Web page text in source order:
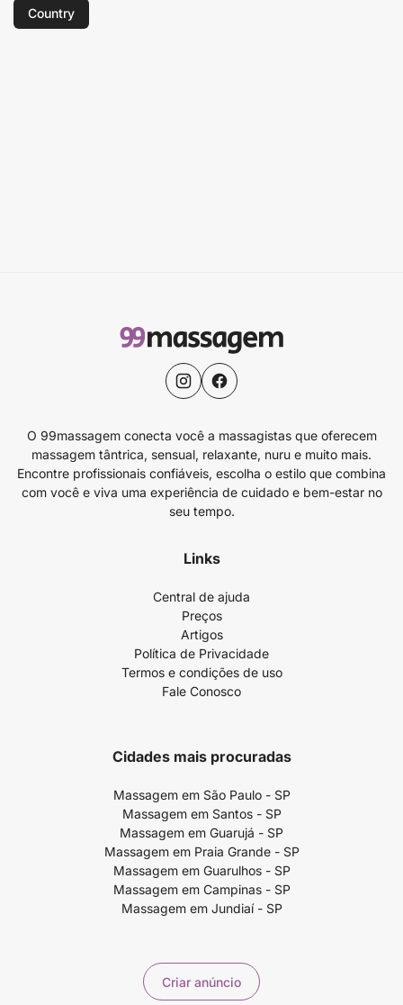
Country
O 99massagem conecta você a massagistas que oferecem
massagem tântrica, sensual, relaxante, nuru e muito mais.
Encontre profissionais confiáveis, escolha o estilo que combina
com você e viva uma experiência de cuidado e bem-estar no
seu tempo.
Links
Central de ajuda
Preços
Artigos
Política de Privacidade
Termos e condições de uso
Fale Conosco
Cidades mais procuradas
Massagem em São Paulo - SP
Massagem em Santos - SP
Massagem em Guarujá - SP
Massagem em Praia Grande - SP
Massagem em Guarulhos - SP
Massagem em Campinas - SP
Massagem em Jundiaí - SP
Criar anúncio